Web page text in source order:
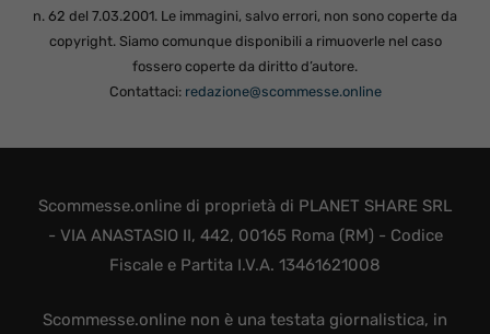
n. 62 del 7.03.2001. Le immagini, salvo errori, non sono coperte da
copyright. Siamo comunque disponibili a rimuoverle nel caso
fossero coperte da diritto d’autore.
Contattaci: redazione@scommesse.online
Scommesse.online di proprietà di PLANET SHARE SRL
- VIA ANASTASIO II, 442, 00165 Roma (RM) - Codice
Fiscale e Partita I.V.A. 13461621008
Scommesse.online non è una testata giornalistica, in